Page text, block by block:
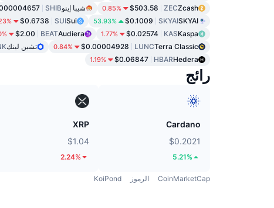
Zcash
ZEC
$503.58
0.85% شيبا إينوSHIB
SKYAI
SKYAI
$0.1009
53.93%
Sui
SUI
$0.6738
Kaspa
KAS
$0.02574
1.77%
Audiera
BEAT
$2.00
Terra Classic
LUNC
$0.00004928
0.84% تشين لينك
Hedera
HBAR
$0.06847
1.19%
رائج
Cardano
$0.2021
5.21%
XRP
$1.04
2.24%
CoinMarketCap الرموز KoiPond